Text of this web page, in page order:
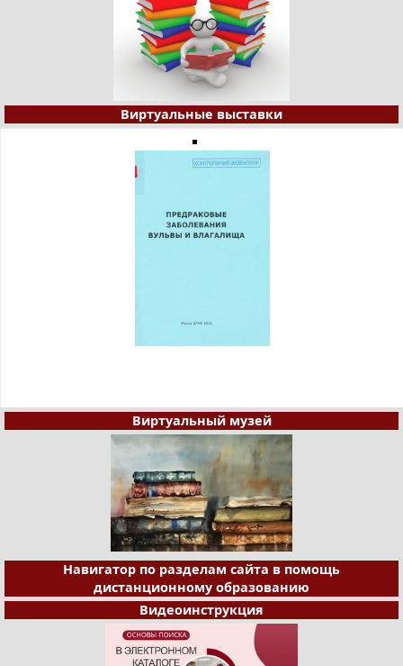
Виртуальные выставки
Виртуальный музей
Навигатор по разделам сайта в помощь
дистанционному образованию
Видеоинструкция